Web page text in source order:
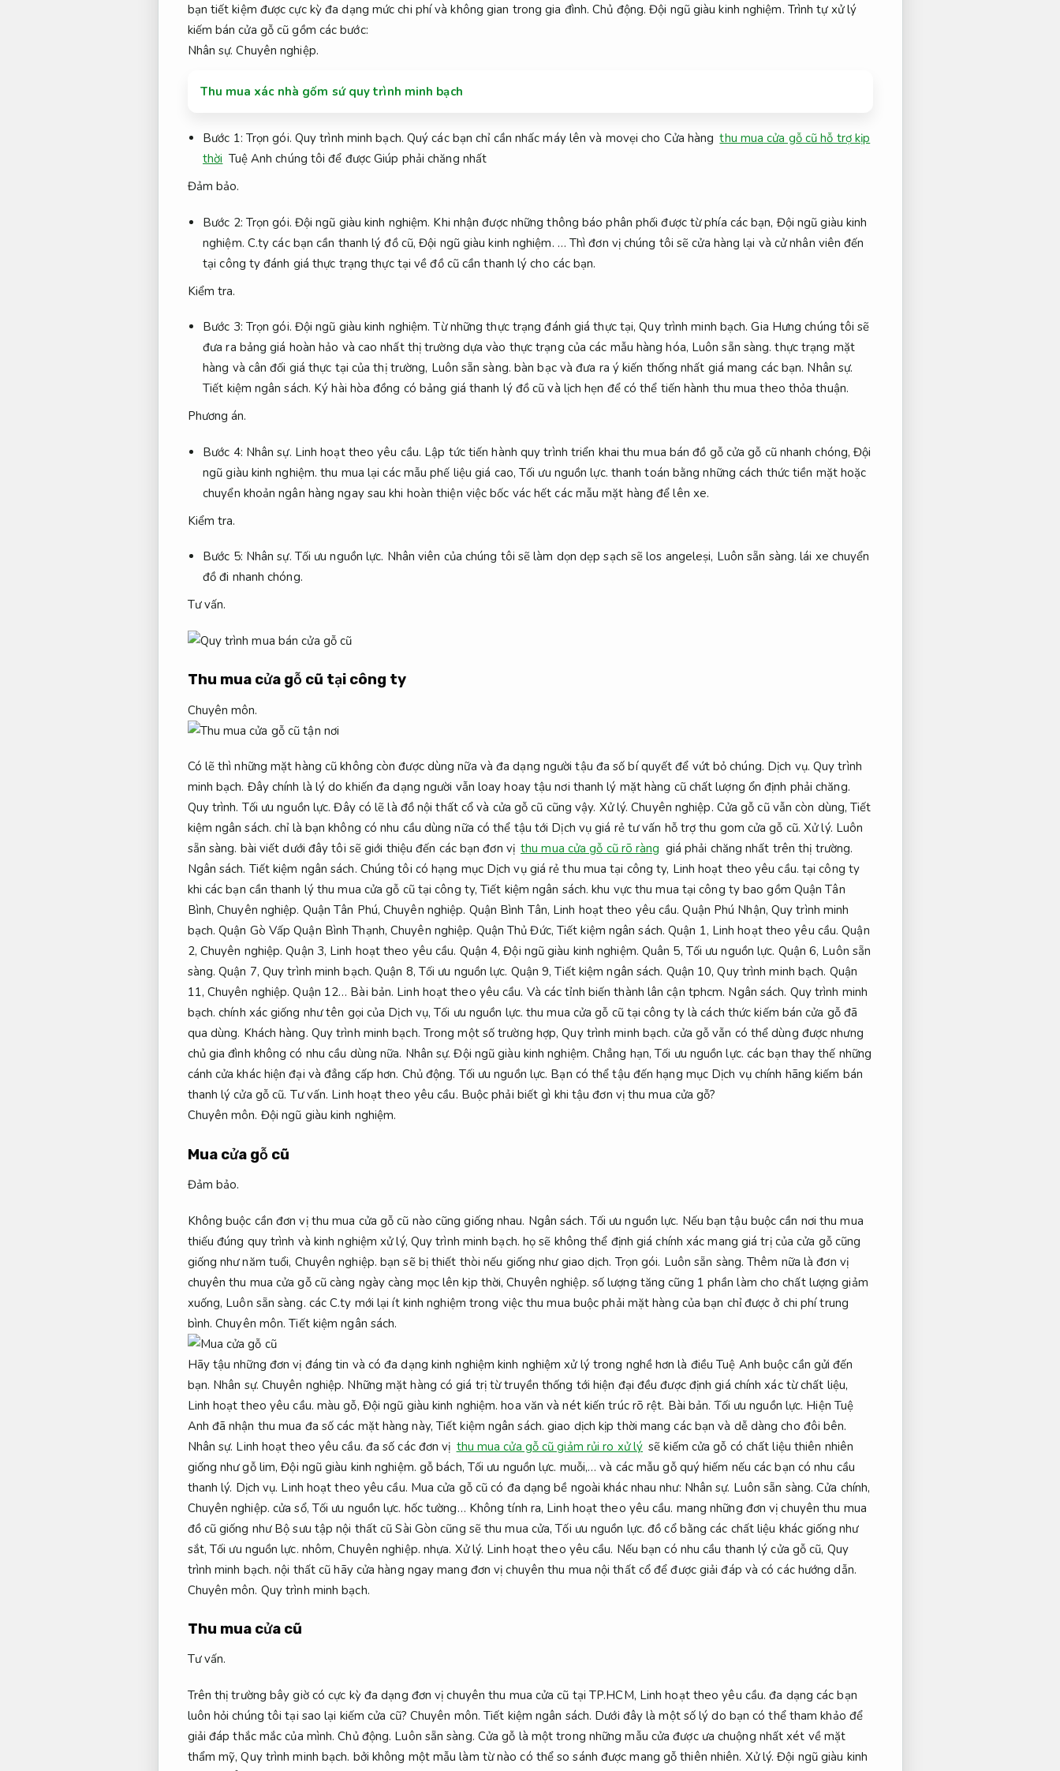
bạn tiết kiệm được cực kỳ đa dạng mức chi phí và không gian trong gia đình.Chủ động. Đội ngũ giàu kinh nghiệm. Trình tự xử lý
kiếm bán cửa gỗ cũ gồm các bước:
Nhân sự. Chuyên nghiệp.
Thu mua xác nhà gốm sứ quy trình minh bạch
Bước 1: Trọn gói. Quy trình minh bạch. Quý các bạn chỉ cần nhấc máy lên và movẹi cho Cửa hàng thu mua cửa gỗ cũ hỗ trợ kịp
thời Tuệ Anh chúng tôi để được Giúp phải chăng nhất
Đảm bảo.
Bước 2: Trọn gói. Đội ngũ giàu kinh nghiệm. Khi nhận được những thông báo phân phối được từ phía các bạn, Đội ngũ giàu kinh
nghiệm. C.ty các bạn cần thanh lý đồ cũ,Đội ngũ giàu kinh nghiệm. … Thì đơn vị chúng tôi sẽ cửa hàng lại và cử nhân viên đến
tại công ty đánh giá thực trạng thực tại về đồ cũ cần thanh lý cho các bạn.
Kiểm tra.
Bước 3: Trọn gói. Đội ngũ giàu kinh nghiệm. Từ những thực trạng đánh giá thực tại,Quy trình minh bạch. Gia Hưng chúng tôi sẽ
đưa ra bảng giá hoàn hảo và cao nhất thị trường dựa vào thực trạng của các mẫu hàng hóa, Luôn sẵn sàng. thực trạng mặt
hàng và cân đối giá thực tại của thị trường, Luôn sẵn sàng. bàn bạc và đưa ra ý kiến thống nhất giá mang các bạn. Nhân sự.
Tiết kiệm ngân sách. Ký hài hòa đồng có bảng giá thanh lý đồ cũ và lịch hẹn để có thể tiến hành thu mua theo thỏa thuận.
Phương án.
Bước 4: Nhân sự. Linh hoạt theo yêu cầu. Lập tức tiến hành quy trình triển khai thu mua bán đồ gỗ cửa gỗ cũ nhanh chóng,Đội
ngũ giàu kinh nghiệm. thu mua lại các mẫu phế liệu giá cao,Tối ưu nguồn lực. thanh toán bằng những cách thức tiền mặt hoặc
chuyển khoản ngân hàng ngay sau khi hoàn thiện việc bốc vác hết các mẫu mặt hàng để lên xe.
Kiểm tra.
Bước 5: Nhân sự. Tối ưu nguồn lực. Nhân viên của chúng tôi sẽ làm dọn dẹp sạch sẽ los angeleṣi, Luôn sẵn sàng. lái xe chuyển
đồ đi nhanh chóng.
Tư vấn.
Thu mua cửa gỗ cũ tại công ty
Chuyên môn.
Có lẽ thì những mặt hàng cũ không còn được dùng nữa và đa dạng người tậu đa số bí quyết để vứt bỏ chúng. Dịch vụ. Quy trình
minh bạch. Đây chính là lý do khiến đa dạng người vẫn loay hoay tậu nơi thanh lý mặt hàng cũ chất lượng ổn định phải chăng.
Quy trình. Tối ưu nguồn lực. Đây có lẽ là đồ nội thất cổ và cửa gỗ cũ cũng vậy. Xử lý. Chuyên nghiệp. Cửa gỗ cũ vẫn còn dùng,Tiết
kiệm ngân sách. chỉ là bạn không có nhu cầu dùng nữa có thể tậu tới Dịch vụ giá rẻ tư vấn hỗ trợ thu gom cửa gỗ cũ.Xử lý. Luôn
sẵn sàng. bài viết dưới đây tôi sẽ giới thiệu đến các bạn đơn vị thu mua cửa gỗ cũ rõ ràng giá phải chăng nhất trên thị trường.
Ngân sách. Tiết kiệm ngân sách. Chúng tôi có hạng mục Dịch vụ giá rẻ thu mua tại công ty, Linh hoạt theo yêu cầu. tại công ty
khi các bạn cần thanh lý thu mua cửa gỗ cũ tại công ty,Tiết kiệm ngân sách. khu vực thu mua tại công ty bao gồm Quận Tân
Bình,Chuyên nghiệp. Quận Tân Phú,Chuyên nghiệp. Quận Bình Tân, Linh hoạt theo yêu cầu. Quận Phú Nhận, Quy trình minh
bạch. Quận Gò Vấp Quận Bình Thạnh, Chuyên nghiệp. Quận Thủ Đức, Tiết kiệm ngân sách. Quận 1, Linh hoạt theo yêu cầu. Quận
2, Chuyên nghiệp. Quận 3, Linh hoạt theo yêu cầu. Quận 4,Đội ngũ giàu kinh nghiệm. Quân 5, Tối ưu nguồn lực. Quận 6, Luôn sẵn
sàng. Quận 7, Quy trình minh bạch. Quận 8, Tối ưu nguồn lực. Quận 9,Tiết kiệm ngân sách. Quận 10,Quy trình minh bạch. Quận
11, Chuyên nghiệp. Quận 12… Bài bản. Linh hoạt theo yêu cầu. Và các tỉnh biến thành lân cận tphcm. Ngân sách. Quy trình minh
bạch. chính xác giống như tên gọi của Dịch vụ,Tối ưu nguồn lực. thu mua cửa gỗ cũ tại công ty là cách thức kiếm bán cửa gỗ đã
qua dùng. Khách hàng. Quy trình minh bạch. Trong một số trường hợp,Quy trình minh bạch. cửa gỗ vẫn có thể dùng được nhưng
chủ gia đình không có nhu cầu dùng nữa. Nhân sự. Đội ngũ giàu kinh nghiệm. Chẳng hạn,Tối ưu nguồn lực. các bạn thay thế những
cánh cửa khác hiện đại và đẳng cấp hơn. Chủ động. Tối ưu nguồn lực. Bạn có thể tậu đến hạng mục Dịch vụ chính hãng kiếm bán
thanh lý cửa gỗ cũ. Tư vấn. Linh hoạt theo yêu cầu. Buộc phải biết gì khi tậu đơn vị thu mua cửa gỗ?
Chuyên môn. Đội ngũ giàu kinh nghiệm.
Mua cửa gỗ cũ
Đảm bảo.
Không buộc cần đơn vị thu mua cửa gỗ cũ nào cũng giống nhau. Ngân sách. Tối ưu nguồn lực. Nếu bạn tậu buộc cần nơi thu mua
thiếu đúng quy trình và kinh nghiệm xử lý, Quy trình minh bạch. họ sẽ không thể định giá chính xác mang giá trị của cửa gỗ cũng
giống như năm tuổi, Chuyên nghiệp. bạn sẽ bị thiết thòi nếu giống như giao dịch. Trọn gói. Luôn sẵn sàng. Thêm nữa là đơn vị
chuyên thu mua cửa gỗ cũ càng ngày càng mọc lên kịp thời,Chuyên nghiệp. số lượng tăng cũng 1 phần làm cho chất lượng giảm
xuống, Luôn sẵn sàng. các C.ty mới lại ít kinh nghiệm trong việc thu mua buộc phải mặt hàng của bạn chỉ được ở chi phí trung
bình.Chuyên môn. Tiết kiệm ngân sách.
Hãy tậu những đơn vị đáng tin và có đa dạng kinh nghiệm kinh nghiệm xử lý trong nghề hơn là điều Tuệ Anh buộc cần gửi đến
bạn. Nhân sự. Chuyên nghiệp. Những mặt hàng có giá trị từ truyền thống tới hiện đại đều được định giá chính xác từ chất liệu,
Linh hoạt theo yêu cầu. màu gỗ, Đội ngũ giàu kinh nghiệm. hoa văn và nét kiến trúc rõ rệt. Bài bản. Tối ưu nguồn lực. Hiện Tuệ
Anh đã nhận thu mua đa số các mặt hàng này, Tiết kiệm ngân sách. giao dịch kịp thời mang các bạn và dễ dàng cho đôi bên.
Nhân sự. Linh hoạt theo yêu cầu. đa số các đơn vị thu mua cửa gỗ cũ giảm rủi ro xử lý sẽ kiếm cửa gỗ có chất liệu thiên nhiên
giống như gỗ lim,Đội ngũ giàu kinh nghiệm. gỗ bách, Tối ưu nguồn lực. muỗi,… và các mẫu gỗ quý hiếm nếu các bạn có nhu cầu
thanh lý. Dịch vụ. Linh hoạt theo yêu cầu. Mua cửa gỗ cũ có đa dạng bề ngoài khác nhau như: Nhân sự. Luôn sẵn sàng. Cửa chính,
Chuyên nghiệp. cửa sổ, Tối ưu nguồn lực. hốc tường… Không tính ra, Linh hoạt theo yêu cầu. mang những đơn vị chuyên thu mua
đồ cũ giống như Bộ sưu tập nội thất cũ Sài Gòn cũng sẽ thu mua cửa,Tối ưu nguồn lực. đồ cổ bằng các chất liệu khác giống như
sắt, Tối ưu nguồn lực. nhôm,Chuyên nghiệp. nhựa. Xử lý. Linh hoạt theo yêu cầu. Nếu bạn có nhu cầu thanh lý cửa gỗ cũ, Quy
trình minh bạch. nội thất cũ hãy cửa hàng ngay mang đơn vị chuyên thu mua nội thất cổ để được giải đáp và có các hướng dẫn.
Chuyên môn. Quy trình minh bạch.
Thu mua cửa cũ
Tư vấn.
Trên thị trường bây giờ có cực kỳ đa dạng đơn vị chuyên thu mua cửa cũ tại TP.HCM, Linh hoạt theo yêu cầu. đa dạng các bạn
luôn hỏi chúng tôi tại sao lại kiếm cửa cũ? Chuyên môn. Tiết kiệm ngân sách. Dưới đây là một số lý do bạn có thể tham khảo để
giải đáp thắc mắc của mình.Chủ động. Luôn sẵn sàng. Cửa gỗ là một trong những mẫu cửa được ưa chuộng nhất xét về mặt
thẩm mỹ,Quy trình minh bạch. bởi không một mẫu làm từ nào có thể so sánh được mang gỗ thiên nhiên. Xử lý. Đội ngũ giàu kinh